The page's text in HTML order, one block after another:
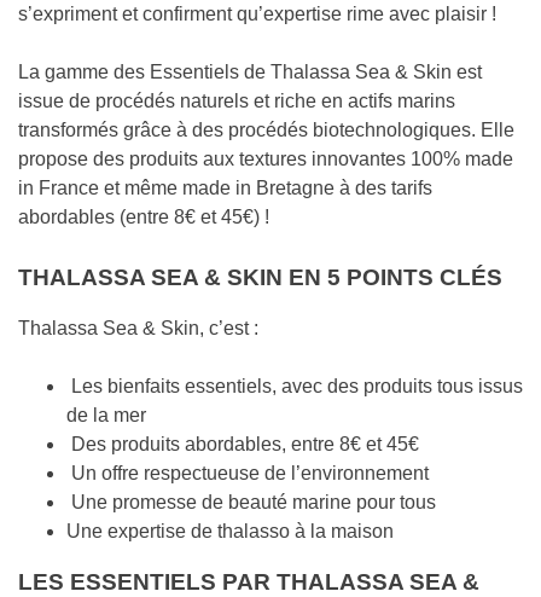
s’expriment et confirment qu’expertise rime avec plaisir !
La gamme des Essentiels de Thalassa Sea & Skin est
issue de procédés naturels et riche en actifs marins
transformés grâce à des procédés biotechnologiques. Elle
propose des produits aux textures innovantes 100% made
in France et même made in Bretagne à des tarifs
abordables (entre 8€ et 45€) !
THALASSA SEA & SKIN EN 5 POINTS CLÉS
Thalassa Sea & Skin, c’est :
Les bienfaits essentiels, avec des produits tous issus
de la mer
Des produits abordables, entre 8€ et 45€
Un offre respectueuse de l’environnement
Une promesse de beauté marine pour tous
Une expertise de thalasso à la maison
LES ESSENTIELS PAR THALASSA SEA &